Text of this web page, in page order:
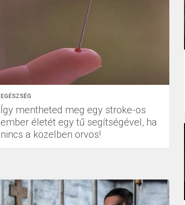
EGÉSZSÉG
Így mentheted meg egy stroke-os
ember életét egy tű segítségével, ha
nincs a közelben orvos!